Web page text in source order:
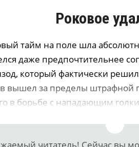
Роковое
тайм на поле шла
даже предпочтительнее
который фактически
вышел за пределы штрафной
в борьбе с нападающим